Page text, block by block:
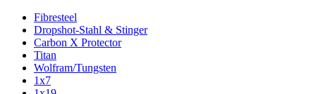
Fibresteel
Dropshot-Stahl & Stinger
Carbon X Protector
Titan
Wolfram/Tungsten
1x7